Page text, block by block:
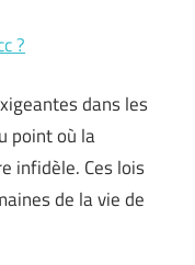
?
dans les
point où la
infidèle. Ces lois
de la vie de